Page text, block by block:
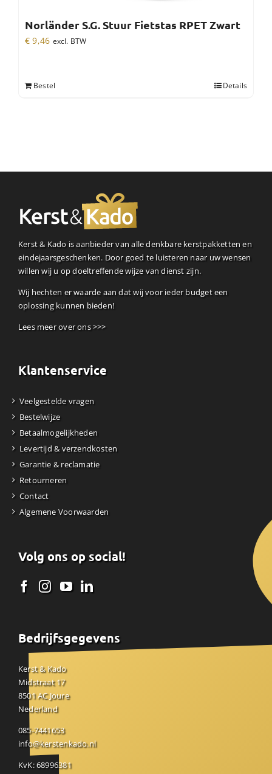
Norländer S.G. Stuur Fietstas RPET Zwart
€ 9,46 excl. BTW
Bestel Details
Kerst & Kado is aanbieder van alle denkbare kerstpakketten en
eindejaarsgeschenken. Door goed te luisteren naar uw wensen
willen wij u op doeltreffende wijze van dienst zijn.
Wij hechten er waarde aan dat wij voor ieder budget een
oplossing kunnen bieden!
Lees meer over ons >>>
Klantenservice
Veelgestelde vragen
Bestelwijze
Betaalmogelijkheden
Levertijd & verzendkosten
Garantie & reclamatie
Retourneren
Contact
Algemene Voorwaarden
Volg ons op social!
Bedrijfsgegevens
Kerst & Kado
Midstraat 17
8501 AC Joure
Nederland
085-7441653
info@kerstenkado.nl
KvK: 68996381